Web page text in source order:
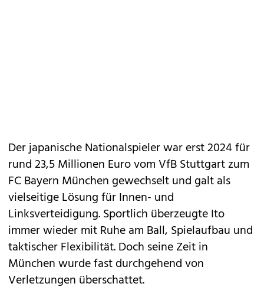
Der japanische Nationalspieler war erst 2024 für
rund 23,5 Millionen Euro vom VfB Stuttgart zum
FC Bayern München gewechselt und galt als
vielseitige Lösung für Innen- und
Linksverteidigung. Sportlich überzeugte Ito
immer wieder mit Ruhe am Ball, Spielaufbau und
taktischer Flexibilität. Doch seine Zeit in
München wurde fast durchgehend von
Verletzungen überschattet.